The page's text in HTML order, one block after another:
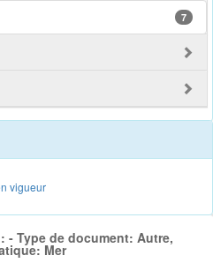
7
vigueur
- Type de document: Autre,
Mer